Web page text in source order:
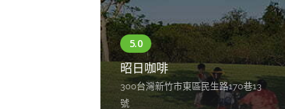
昭日咖啡
300台灣新竹市東區民生路170巷13
號